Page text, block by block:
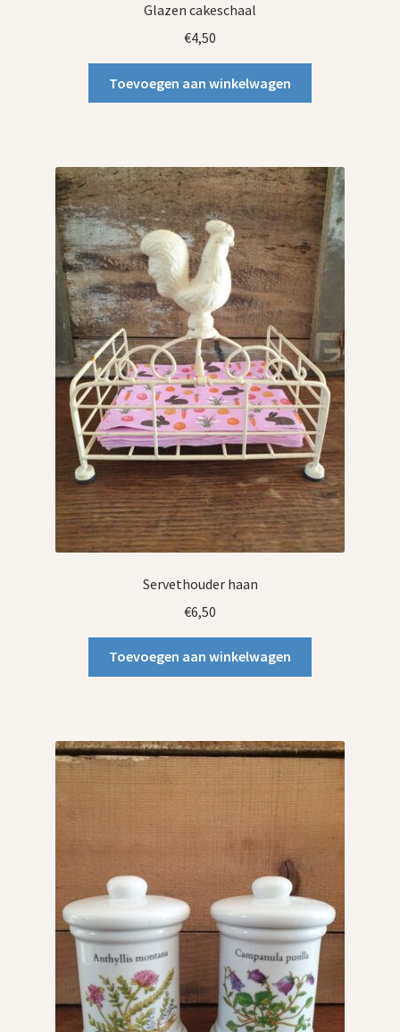
Glazen cakeschaal
€4,50
Toevoegen aan winkelwagen
Servethouder haan
€6,50
Toevoegen aan winkelwagen